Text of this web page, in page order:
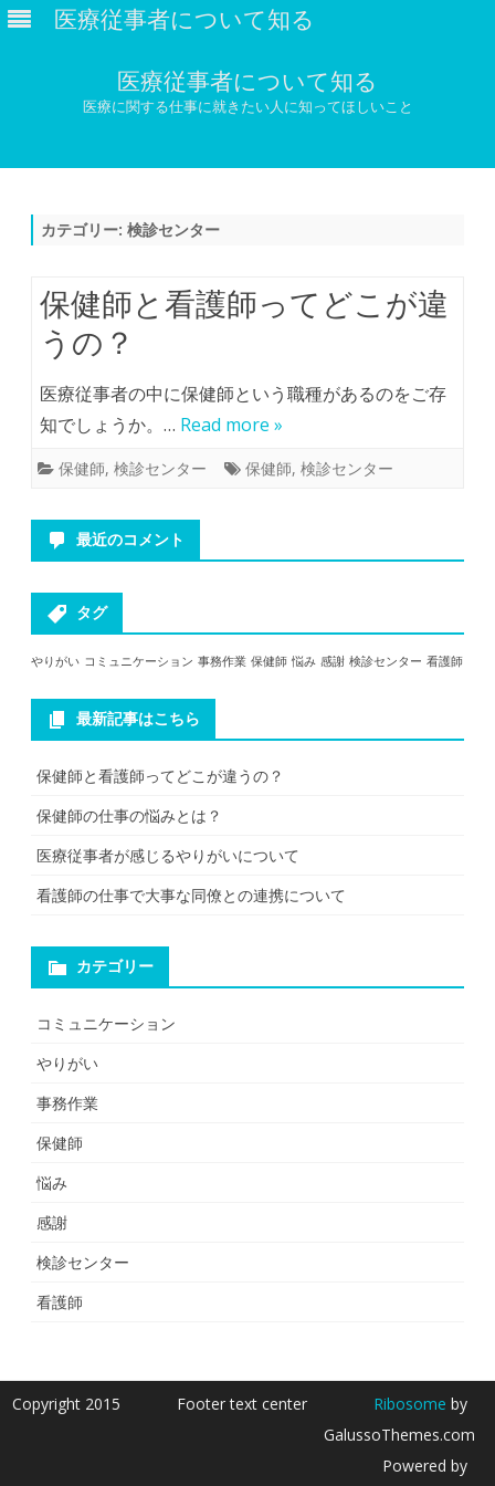
医療従事者について知る
医療従事者について知る
医療に関する仕事に就きたい人に知ってほしいこと
カテゴリー: 検診センター
保健師と看護師ってどこが違
うの？
医療従事者の中に保健師という職種があるのをご存
知でしょうか。… Read more »
保健師, 検診センター 保健師, 検診センター
最近のコメント
タグ
やりがい コミュニケーション 事務作業 保健師 悩み 感謝 検診センター 看護師
最新記事はこちら
保健師と看護師ってどこが違うの？
保健師の仕事の悩みとは？
医療従事者が感じるやりがいについて
看護師の仕事で大事な同僚との連携について
カテゴリー
コミュニケーション
やりがい
事務作業
保健師
悩み
感謝
検診センター
看護師
Copyright 2015 Footer text center Ribosome by
GalussoThemes.com
Powered by